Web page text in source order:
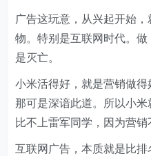
广告这玩意，从兴起开始
物。特别是互联网时代。
是灭亡。
小米活得好，就是营销做得
那可是深谙此道。所以小
比不上雷军同学，因为营销
互联网广告，本质就是比